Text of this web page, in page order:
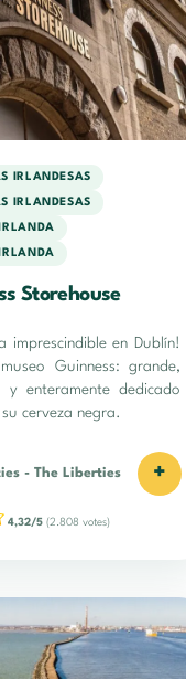
IRLANDESAS
IRLANDESAS
Storehouse
imprescindible en Dublín!
Guinness: grande,
y enteramente dedicado
cerveza negra.
- The Liberties +
4,32/5 (2.808 votes)